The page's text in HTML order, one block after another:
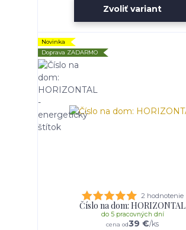
Zvoliť variant
Novinka
Doprava ZADARMO
2 hodnotenie
Číslo na dom: HORIZONTAL
cena od39 €/ks
do 5 pracovných dní